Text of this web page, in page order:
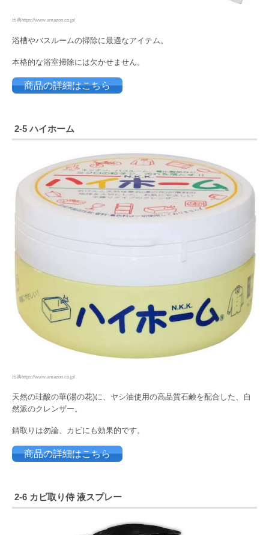
出典https://www.amazon.co.jp/
浴槽やバスルームの掃除に最適なアイテム。
本格的な浴室掃除には欠かせません。
商品の詳細はこちら
2-5ハイホーム
出典https://www.amazon.co.jp/
天然の珪酸の華(湯の花)に、ヤシ油使用の高品質石鹸を配合した、自
然派のクレンザー。
錆取りは勿論、カビにも効果的です。
商品の詳細はこちら
2-6 カビ取り侍 液スプレー